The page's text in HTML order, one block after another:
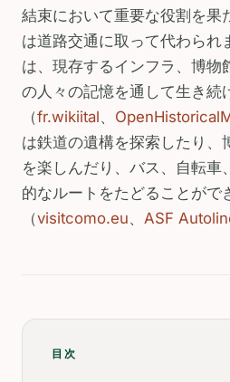
結束において重要な役割を果
は道路交通に取って代わられ
は、現存するインフラ、博物
の人々の記憶を通して生き続
（fr.wikiital、
は鉄道の遺構を探索したり、
を楽しんだり、バス、自転車
的なルートをたどることがで
（visitcomo.eu、 ASF
目次